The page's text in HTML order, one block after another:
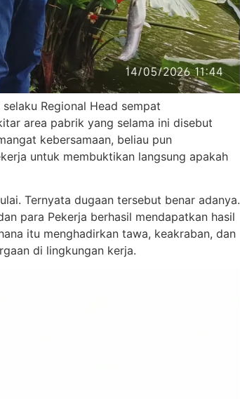
Regional Head sempat
area pabrik yang selama ini disebut
kebersamaan, beliau pun
untuk membuktikan langsung apakah
Ternyata dugaan tersebut benar adanya.
para Pekerja berhasil mendapatkan hasil
itu menghadirkan tawa, keakraban, dan
di lingkungan kerja.